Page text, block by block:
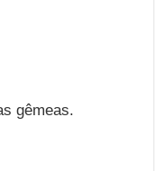
gêmeas.